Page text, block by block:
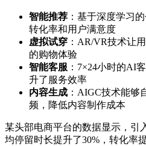
智能推荐 ：基于深度学习
转化率和用户满意度
虚拟试穿 ：AR/VR技术让
的购物体验
智能客服 ：7×24小时的AI
升了服务效率
内容生成 ：AIGC技术能够
频，降低内容制作成本
某头部电商平台的数据显示，引
均停留时长提升了30%，转化率